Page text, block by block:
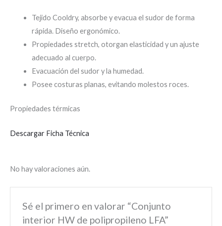
Tejido Cooldry, absorbe y evacua el sudor de forma
rápida. Diseño ergonómico.
Propiedades stretch, otorgan elasticidad y un ajuste
adecuado al cuerpo.
Evacuación del sudor y la humedad.
Posee costuras planas, evitando molestos roces.
Propiedades térmicas
Descargar Ficha Técnica
No hay valoraciones aún.
Sé el primero en valorar “Conjunto
interior HW de polipropileno LFA”